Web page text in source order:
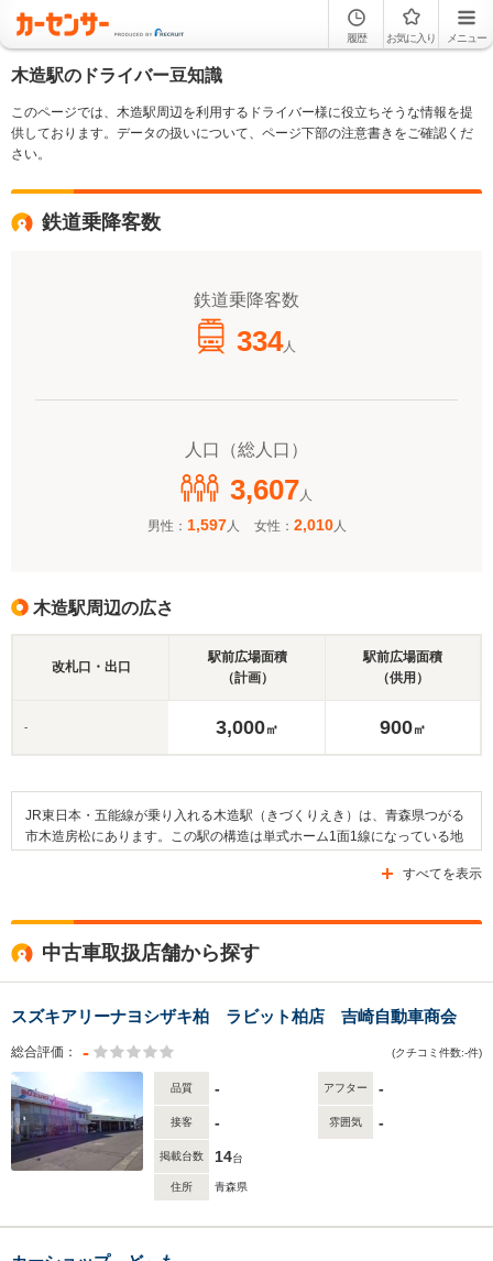
履歴 お気に入り メニュー
木造駅のドライバー豆知識
このページでは、木造駅周辺を利用するドライバー様に役立ちそうな情報を提
供しております。データの扱いについて、ページ下部の注意書きをご確認くだ
さい。
鉄道乗降客数
鉄道乗降客数
334人
人口（総人口）
3,607 人
男性： 1,597人 女性： 2,010人
木造駅周辺の広さ
改札口・出口
駅前広場面積
（計画）
駅前広場面積
（供用）
- 3,000㎡ 900㎡
JR東日本・五能線が乗り入れる木造駅（きづくりえき）は、青森県つがる
市木造房松にあります。この駅の構造は単式ホーム1面1線になっている地
ります。そして、駅の周辺は田畑が広がる住宅地になっており、つがる市
の公共施設が設けられています。また、つがる市立向陽小学校、つがる市
立木造中学校、青森県立木造高等学校などの教育施設があるほか、実相寺
や三新田神社などの寺社も建てられています。
すべてを表示
中古車取扱店舗から探す
スズキアリーナヨシザキ柏 ラビット柏店 吉崎自動車商会
総合評価： - (クチコミ件数:-件)
品質 - アフター -
接客 - 雰囲気 -
掲載台数 14台
住所 青森県